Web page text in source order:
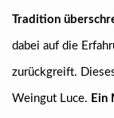
Tradition
dabei auf die
zurückgreift.
Weingut Luce. Ein